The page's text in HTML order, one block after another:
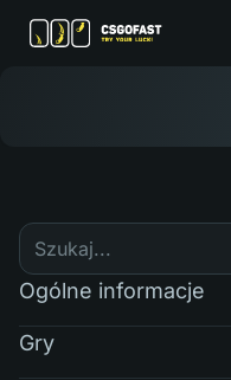
Ogólne informacje
Gry